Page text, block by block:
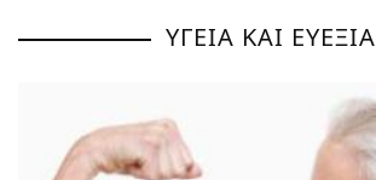
ΥΓΕΙΑ ΚΑΙ ΕΥΕΞΙΑ